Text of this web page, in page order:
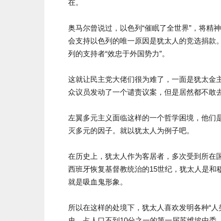
在。
奥马尔曾说过，以色列“催眠了全世界”，将精
会支持以色列的唯一原因是犹太人的竞选捐款
列的支持者“效忠于外国势力”。
这就让民主党大佬们很为难了，一面是犹太金
众议员发动了一个谴责议案，但是居然都不敢
左翼多元主义面临这样的一个哲学困境，他
灭多元的因子。就以犹太人为例子吧。
在历史上，犹太人作为客居者，多次受到所在
西班牙恢复基督教统治的15世纪，犹太人是
就是吸血鬼形象。
所以在这样的处境下，犹太人喜欢发明各种“